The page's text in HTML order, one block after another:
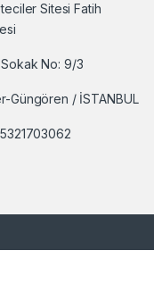
Sitesi Fatih
No: 9/3
Güngören / İSTANBUL